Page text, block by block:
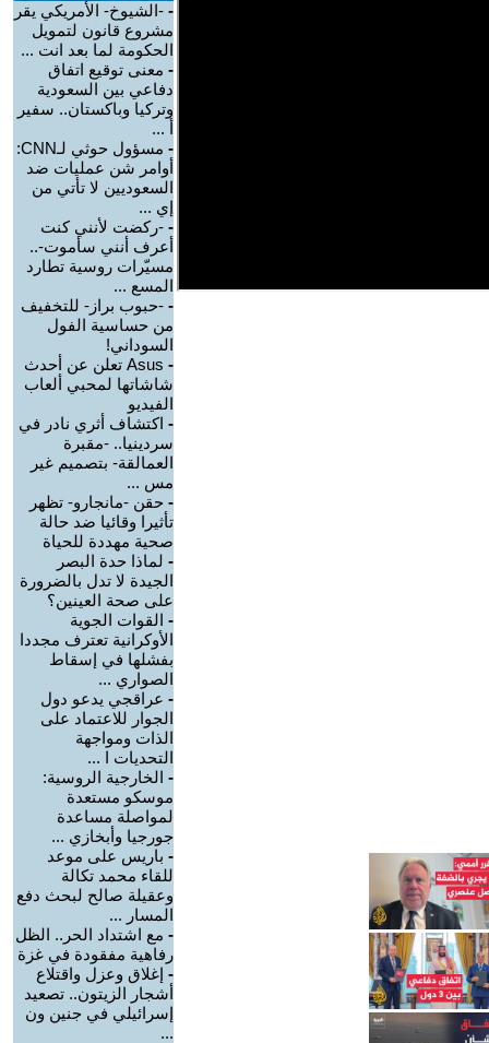
- -الشيوخ- الأمريكي يقر
مشروع قانون لتمويل
الحكومة لما بعد انت ...
- معنى توقيع اتفاق
دفاعي بين السعودية
وتركيا وباكستان.. سفير
أ ...
-
مسؤول حوثي لـCNN:
أوامر شن عمليات ضد
السعوديين لا تأتي من
إي ...
- -ركضت لأنني كنت
أعرف أنني سأموت-..
مسيّرات روسية تطارد
المسع ...
- -حبوب براز- للتخفيف
من حساسية الفول
السوداني!
-
Asus تعلن عن أحدث
شاشاتها لمحبي ألعاب
الفيديو
- اكتشاف أثري نادر في
سردينيا.. -مقبرة
العمالقة- بتصميم غير
مس ...
- حقن -مانجارو- تظهر
تأثيرا وقائيا ضد حالة
صحية مهددة للحياة
- لماذا حدة البصر
الجيدة لا تدل بالضرورة
على صحة العينين؟
- القوات الجوية
الأوكرانية تعترف مجددا
بفشلها في إسقاط
الصواري ...
- عراقجي يدعو دول
الجوار للاعتماد على
الذات ومواجهة
التحديات ا ...
- الخارجية الروسية:
موسكو مستعدة
لمواصلة مساعدة
جورجيا وأبخازي ...
- باريس على موعد
للقاء محمد تكالة
وعقيلة صالح لبحث دفع
المسار ...
- مع اشتداد الحر.. الظل
رفاهية مفقودة في غزة
- إغلاق وعزل واقتلاع
أشجار الزيتون.. تصعيد
إسرائيلي في جنين ون
...